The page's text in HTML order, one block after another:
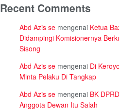
Recent Comments
Abd Azis se mengenai Ketua
Didampingi Komisionernya
Sisong
Abd Azis se mengenai Di
Minta Pelaku Di Tangkap
Abd Azis se mengenai BK
Anggota Dewan Itu Salah